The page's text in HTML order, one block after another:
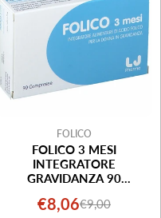
FOLICO
FOLICO 3 MESI
INTEGRATORE
GRAVIDANZA 90
Prezzo
€8,06Prezzo
€9,00